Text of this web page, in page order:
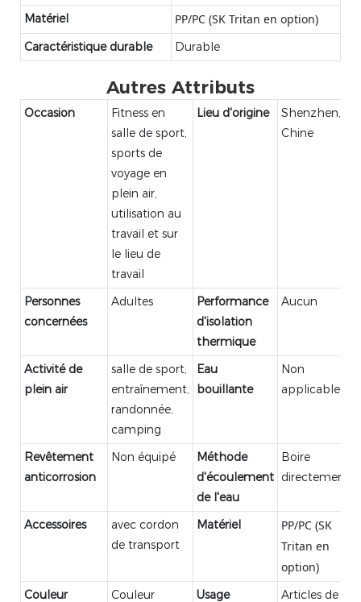
Matériel
PP/PC (SK Tritan en option)
Caractéristique durable Durable
Autres Attributs
Occasion
Fitness en
salle de sport,
sports de
voyage en
plein air,
utilisation au
travail et sur
le lieu de
travail
Lieu d'origine
Shenzhen,
Chine
Personnes
concernées
Adultes
Performance
d'isolation
thermique
Aucun
Activité de
plein air
salle de sport,
entraînement,
randonnée,
camping
Eau
bouillante
Non
applicable
Revêtement
anticorrosion
Non équipé
Méthode
d'écoulement
de l'eau
Boire
directement
Accessoires
avec cordon
de transport
Matériel
PP/PC (SK
Tritan en
option)
Couleur Couleur Usage Articles de